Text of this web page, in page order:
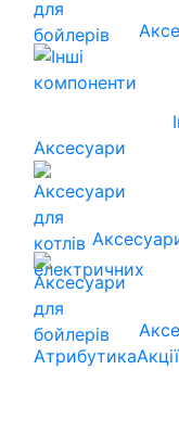
Аксесуари
АтрибутикаАкції